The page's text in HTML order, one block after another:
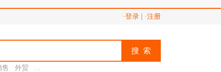
·登录 ·注册
搜 索
售 外贸 助理